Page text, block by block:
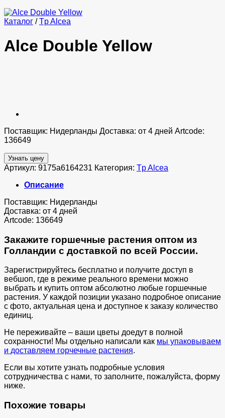
Каталог / Tp Alcea
Alce Double Yellow
Поставщик: Нидерланды Доставка: от 4 дней Artcode:
136649
Узнать цену
Артикул: 9175a6164231 Категория: Tp Alcea
Описание
Поставщик: Нидерланды
Доставка: от 4 дней
Artcode: 136649
Закажите горшечные растения оптом из
Голландии с доставкой по всей России.
Зарегистрируйтесь бесплатно и получите доступ в
вебшоп, где в режиме реального времени можно
выбрать и купить оптом абсолютно любые горшечные
растения. У каждой позиции указано подробное описание
с фото, актуальная цена и доступное к заказу количество
единиц.
Не переживайте – ваши цветы доедут в полной
сохранности! Мы отдельно написали как мы упаковываем
и доставляем горчечные растения.
Если вы хотите узнать подробные условия
сотрудничества с нами, то заполните, пожалуйста, форму
ниже.
Похожие товары